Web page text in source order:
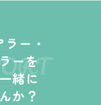
ー・
ーを
緒に
か？